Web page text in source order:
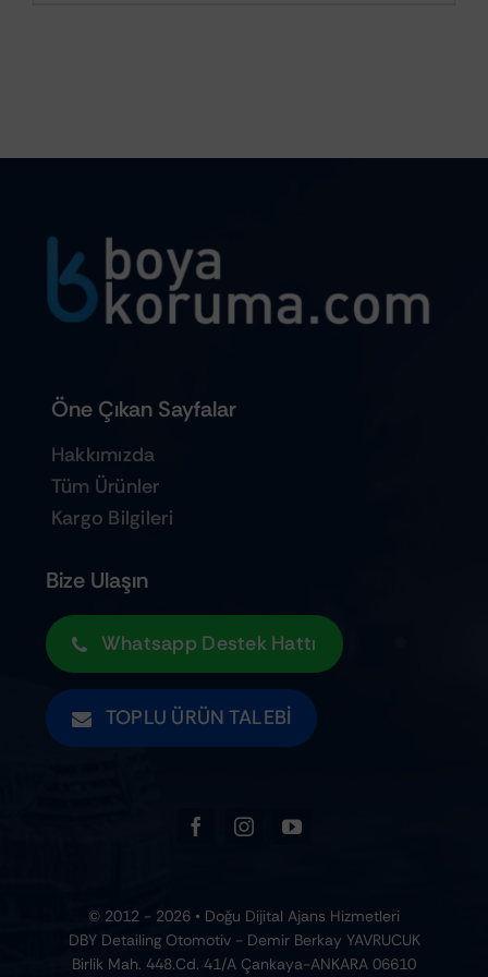
Öne Çıkan Sayfalar
Hakkımızda
Tüm Ürünler
Kargo Bilgileri
Bize Ulaşın
Whatsapp Destek Hattı
TOPLU ÜRÜN TALEBI
© 2012 - 2026 • Doğu Dijital Ajans Hizmetleri
DBY Detailing Otomotiv - Demir Berkay YAVRUCUK
Birlik Mah. 448.Cd. 41/A Çankaya-ANKARA 06610